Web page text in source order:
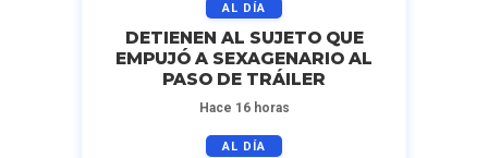
AL DÍA
DETIENEN AL SUJETO QUE
EMPUJÓ A SEXAGENARIO AL
PASO DE TRÁILER
Hace 16 horas
AL DÍA